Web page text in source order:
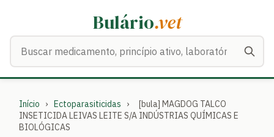
Bulário.vet
Início › Ectoparasiticidas ›
[bula] MAGDOG TALCO
INSETICIDA LEIVAS LEITE S/A INDÚSTRIAS QUÍMICAS E
BIOLÓGICAS